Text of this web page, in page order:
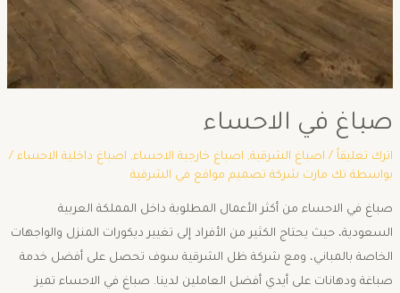
صباغ في الاحساء
اترك تعليقاً / اصباغ الشرقية, اصباغ خارجية الاحساء, اصباغ داخلية الاحساء/
بواسطة تك مارت شركة تصميم مواقع في الشرقية
صباغ في الاحساء من أكثر الأعمال المطلوبة داخل المملكة العربية
السعودية، حيث يحتاج الكثير من الأفراد إلى تغيير ديكورات المنزل والواجهات
الخاصة بالمباني، ومع شركة ظل الشرقية سوف تحصل على أفضل خدمة
صباغة ودهانات على أيدي أفضل العاملين لدينا. صباغ في الاحساء تميز